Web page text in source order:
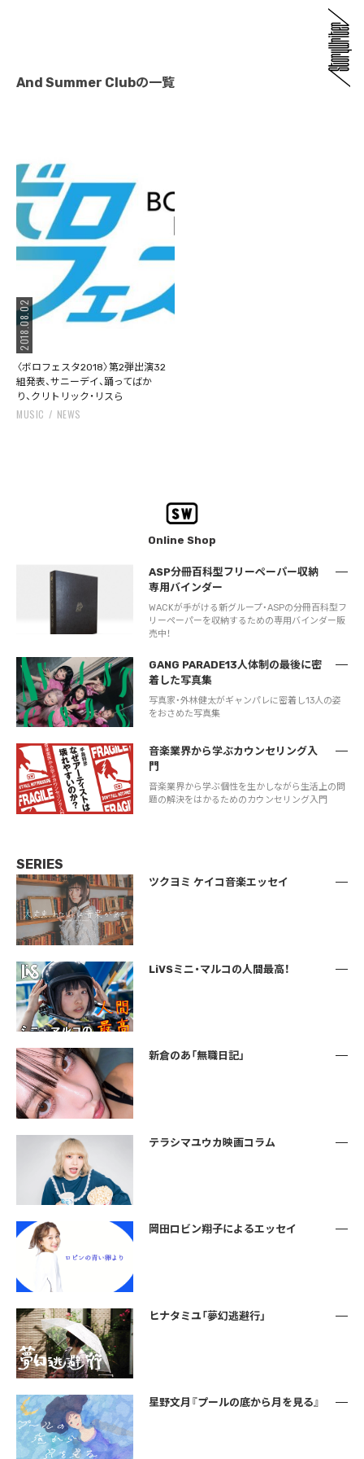
And Summer Clubの一覧
2018.08.02
〈ボロフェスタ2018〉第2弾出演32
組発表、サニーデイ、踊ってばか
り、クリトリック・リスら
MUSIC NEWS
Online Shop
ASP分冊百科型フリーペーパー収納
専用バインダー
WACKが手がける新グループ・ASPの分冊百科型フ
リーペーパーを収納するための専用バインダー販
売中！
GANG PARADE13人体制の最後に密
着した写真集
写真家・外林健太がギャンパレに密着し13人の姿
をおさめた写真集
音楽業界から学ぶカウンセリング入
門
音楽業界から学ぶ個性を生かしながら生活上の問
題の解決をはかるためのカウンセリング入門
SERIES
ツクヨミ ケイコ音楽エッセイ
LiVSミニ・マルコの人間最高！
新倉のあ「無職日記」
テラシマユウカ映画コラム
岡田ロビン翔子によるエッセイ
ヒナタミユ「夢幻逃避行」
星野文月『プールの底から月を見る』